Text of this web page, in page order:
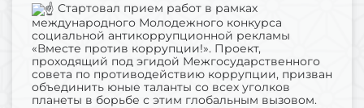
Стартовал прием работ в рамках
международного Молодежного конкурса
социальной антикоррупционной рекламы
«Вместе против коррупции!». Проект,
проходящий под эгидой Межгосударственного
совета по противодействию коррупции, призван
объединить юные таланты со всех уголков
планеты в борьбе с этим глобальным вызовом.